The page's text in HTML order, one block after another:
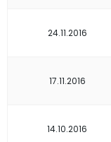
24.11.2016
17.11.2016
14.10.2016